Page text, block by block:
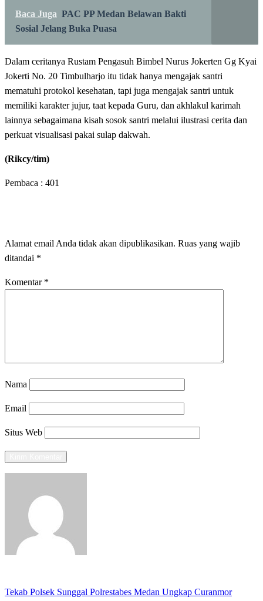
Baca Juga PAC PP Medan Belawan Bakti
Sosial Jelang Buka Puasa
Dalam ceritanya Rustam Pengasuh Bimbel Nurus Jokerten Gg Kyai
Jokerti No. 20 Timbulharjo itu tidak hanya mengajak santri
mematuhi protokol kesehatan, tapi juga mengajak santri untuk
memiliki karakter jujur, taat kepada Guru, dan akhlakul karimah
lainnya sebagaimana kisah sosok santri melalui ilustrasi cerita dan
perkuat visualisasi pakai sulap dakwah.
(Rikcy/tim)
Pembaca : 401
Alamat email Anda tidak akan dipublikasikan. Ruas yang wajib
ditandai *
Komentar *
Nama
Email
Situs Web
Navigasi
Previous
Tekab Polsek Sunggal Polrestabes Medan Ungkap Curanmor